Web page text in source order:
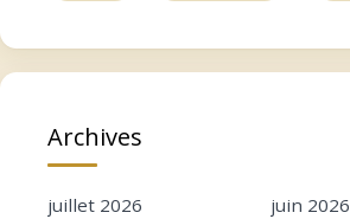
Archives
juillet 2026
juin 2026